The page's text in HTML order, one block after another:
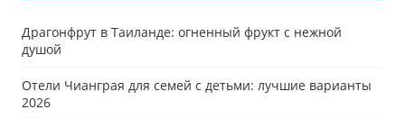
Драгонфрут в Таиланде: огненный фрукт с нежной
душой
Отели Чианграя для семей с детьми: лучшие варианты
2026